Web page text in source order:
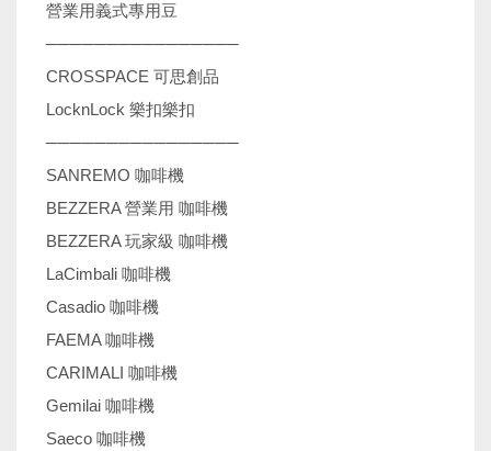
營業用義式專用豆
────────────────
CROSSPACE 可思創品
LocknLock 樂扣樂扣
────────────────
SANREMO 咖啡機
BEZZERA 營業用 咖啡機
BEZZERA 玩家級 咖啡機
LaCimbali 咖啡機
Casadio 咖啡機
FAEMA 咖啡機
CARIMALI 咖啡機
Gemilai 咖啡機
Saeco 咖啡機